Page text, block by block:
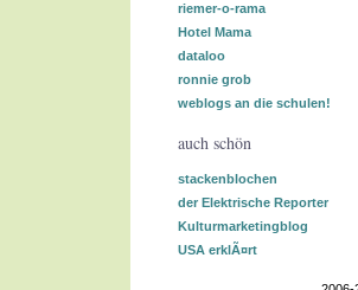
riemer-o-rama
Hotel Mama
dataloo
ronnie grob
weblogs an die schulen!
auch schön
stackenblochen
der Elektrische Reporter
Kulturmarketingblog
USA erklÃ¤rt